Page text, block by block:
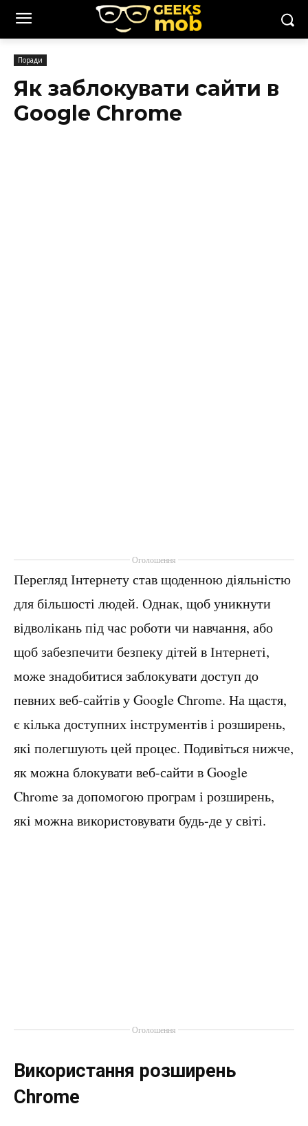
Поради
Як заблокувати сайти в
Google Chrome
Оголошення
Перегляд Інтернету став щоденною діяльністю
для більшості людей. Однак, щоб уникнути
відволікань під час роботи чи навчання, або
щоб забезпечити безпеку дітей в Інтернеті,
може знадобитися заблокувати доступ до
певних веб-сайтів у Google Chrome. На щастя,
є кілька доступних інструментів і розширень,
які полегшують цей процес. Подивіться нижче,
як можна блокувати веб-сайти в Google
Chrome за допомогою програм і розширень,
які можна використовувати будь-де у світі.
Оголошення
Використання розширень
Chrome